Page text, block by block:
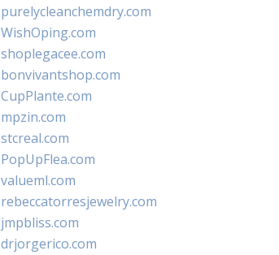
purelycleanchemdry.com
WishOping.com
shoplegacee.com
bonvivantshop.com
CupPlante.com
mpzin.com
stcreal.com
PopUpFlea.com
valueml.com
rebeccatorresjewelry.com
jmpbliss.com
drjorgerico.com